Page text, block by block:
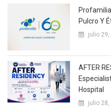
Pulcro Y
julio 29,
AFTER
Hospital
julio 28,